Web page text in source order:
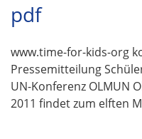
pdf
www.time-for-kids-org
Pressemitteilung
UN-Konferenz OLMUN
2011 findet zum elften